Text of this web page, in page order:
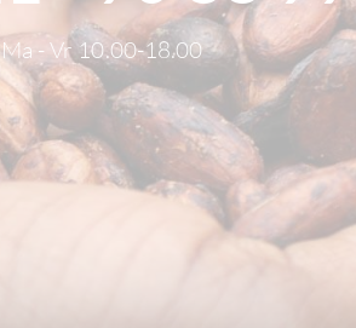
Ma - Vr 10.00-18.00